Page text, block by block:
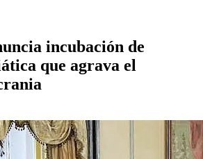
incubación de
que agrava el